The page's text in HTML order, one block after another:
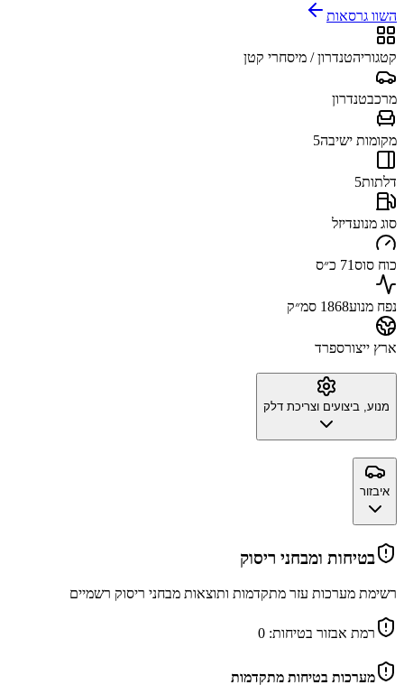
השוו גרסאות
קטגוריהטנדרון / מיסחרי קטן
מרכבטנדרון
מקומות ישיבה5
דלתות5
סוג מנועדיזל
כוח סוס71 כ״ס
נפח מנוע1868 סמ״ק
ארץ ייצורספרד
מנוע, ביצועים וצריכת דלק
איבזור
בטיחות ומבחני ריסוק
רשימת מערכות עזר מתקדמות ותוצאות מבחני ריסוק רשמיים
רמת אבזור בטיחות: 0
מערכות בטיחות מתקדמות